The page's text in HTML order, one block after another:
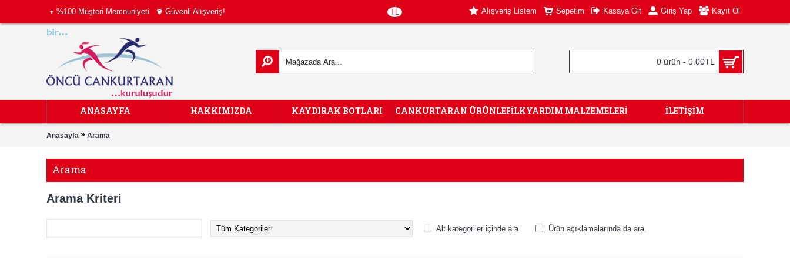
%100 Müşteri Memnuniyeti Güvenli Alışveriş! TL Alışveriş Listem Sepetim Kasaya Git Giriş Yap Kayıt Ol
0 ürün - 0.00TL
ANASAYFA HAKKIMIZDA KAYDIRAK BOTLARI CANKURTARAN ÜRÜNLERİİLKYARDIM MALZEMELERİ İLETIŞIM
Anasayfa » Arama
Arama
Arama Kriteri
Alt kategoriler içinde ara Ürün açıklamalarında da ara.